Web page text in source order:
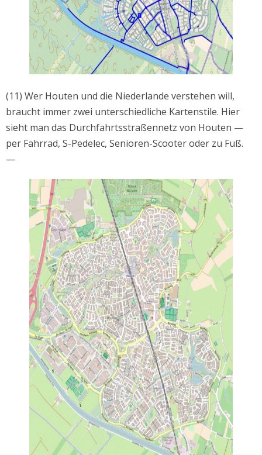
(11) Wer Houten und die Niederlande verstehen will,
braucht immer zwei unterschiedliche Kartenstile. Hier
sieht man das Durchfahrtsstraßennetz von Houten —
per Fahrrad, S-Pedelec, Senioren-Scooter oder zu Fuß.
—